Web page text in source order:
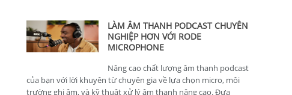
LÀM ÂM THANH PODCAST CHUYÊN
NGHIỆP HƠN VỚI RODE
MICROPHONE
Nâng cao chất lượng âm thanh podcast
của bạn với lời khuyên từ chuyên gia về lựa chọn micro, môi
trường ghi âm, và kỹ thuật xử lý âm thanh nâng cao. Đưa